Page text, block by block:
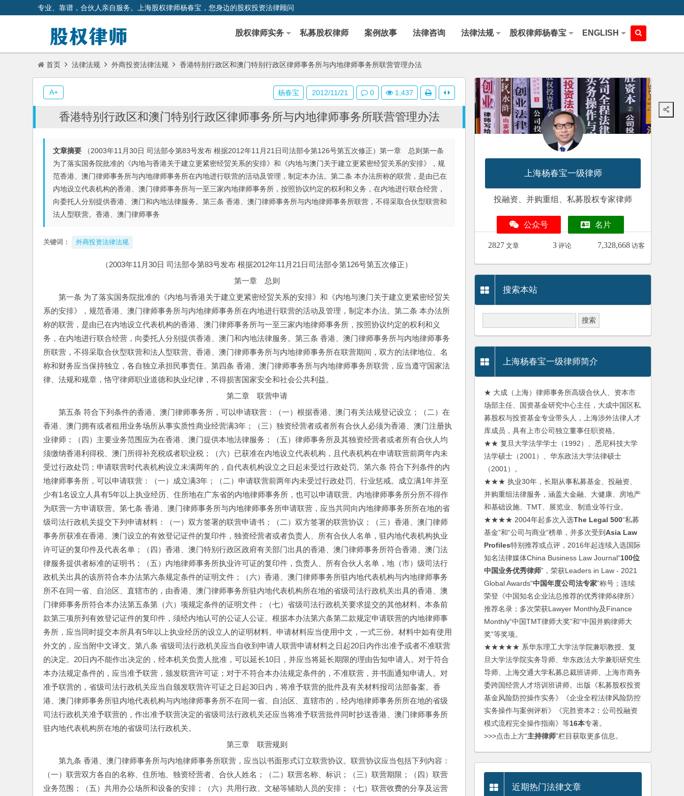
专业、靠谱，合伙人亲自服务。上海股权律师杨春宝，您身边的股权投资法律顾问
股权律师实务 私募股权律师 案例故事 法律咨询 法律法规 股权律师杨春宝 ENGLISH
首页 法律法规 外商投资法律法规 香港特别行政区和澳门特别行政区律师事务所与内地律师事务所联营管理办法
香港特别行政区和澳门特别行政区律师事务所与内地律师事务所联营管理办法
文章摘要 （2003年11月30日 司法部令第83号发布 根据2012年11月21日司法部令第126号第五次修正）第一章 总则第一条
为了落实国务院批准的《内地与香港关于建立更紧密经贸关系的安排》和《内地与澳门关于建立更紧密经贸关系的安排》，规
范香港、澳门律师事务所与内地律师事务所在内地进行联营的活动及管理，制定本办法。第二条 本办法所称的联营，是由已在
内地设立代表机构的香港、澳门律师事务所与一至三家内地律师事务所，按照协议约定的权利和义务，在内地进行联合经营，
向委托人分别提供香港、澳门和内地法律服务。第三条 香港、澳门律师事务所与内地律师事务所联营，不得采取合伙型联营和
法人型联营。香港、澳门律师事务
关键词： 外商投资法律法规
（2003年11月30日 司法部令第83号发布 根据2012年11月21日司法部令第126号第五次修正）
第一章　总则
第一条 为了落实国务院批准的《内地与香港关于建立更紧密经贸关系的安排》和《内地与澳门关于建立更紧密经贸关
系的安排》，规范香港、澳门律师事务所与内地律师事务所在内地进行联营的活动及管理，制定本办法。 第二条 本办法所
称的联营，是由已在内地设立代表机构的香港、澳门律师事务所与一至三家内地律师事务所，按照协议约定的权利和义
务，在内地进行联合经营，向委托人分别提供香港、澳门和内地法律服务。 第三条 香港、澳门律师事务所与内地律师事务
所联营，不得采取合伙型联营和法人型联营。香港、澳门律师事务所与内地律师事务所在联营期间，双方的法律地位、名
称和财务应当保持独立，各自独立承担民事责任。 第四条 香港、澳门律师事务所与内地律师事务所联营，应当遵守国家法
律、法规和规章，恪守律师职业道德和执业纪律，不得损害国家安全和社会公共利益。
第二章　联营申请
第五条 符合下列条件的香港、澳门律师事务所，可以申请联营：（一）根据香港、澳门有关法规登记设立；（二）在
香港、澳门拥有或者租用业务场所从事实质性商业经营满3年；（三）独资经营者或者所有合伙人必须为香港、澳门注册执
业律师；（四）主要业务范围应为在香港、澳门提供本地法律服务；（五）律师事务所及其独资经营者或者所有合伙人均
须缴纳香港利得税、澳门所得补充税或者职业税；（六）已获准在内地设立代表机构，且代表机构在申请联营前两年内未
受过行政处罚；申请联营时代表机构设立未满两年的，自代表机构设立之日起未受过行政处罚。 第六条 符合下列条件的内
地律师事务所，可以申请联营：（一）成立满3年；（二）申请联营前两年内未受过行政处罚、行业惩戒。成立满1年并至
少有1名设立人具有5年以上执业经历、住所地在广东省的内地律师事务所，也可以申请联营。内地律师事务所分所不得作
为联营一方申请联营。 第七条 香港、澳门律师事务所与内地律师事务所申请联营，应当共同向内地律师事务所所在地的省
级司法行政机关提交下列申请材料：（一）双方签署的联营申请书；（二）双方签署的联营协议；（三）香港、澳门律师
事务所获准在香港、澳门设立的有效登记证件的复印件，独资经营者或者负责人、所有合伙人名单，驻内地代表机构执业
许可证的复印件及代表名单；（四）香港、澳门特别行政区政府有关部门出具的香港、澳门律师事务所符合香港、澳门法
律服务提供者标准的证明书；（五）内地律师事务所执业许可证的复印件，负责人、所有合伙人名单，地（市）级司法行
政机关出具的该所符合本办法第六条规定条件的证明文件；（六）香港、澳门律师事务所驻内地代表机构与内地律师事务
所不在同一省、自治区、直辖市的，由香港、澳门律师事务所驻内地代表机构所在地的省级司法行政机关出具的香港、澳
门律师事务所符合本办法第五条第（六）项规定条件的证明文件；（七）省级司法行政机关要求提交的其他材料。本条前
款第三项所列有效登记证件的复印件，须经内地认可的公证人公证。根据本办法第六条第二款规定申请联营的内地律师事
务所，应当同时提交本所具有5年以上执业经历的设立人的证明材料。申请材料应当使用中文，一式三份。材料中如有使用
外文的，应当附中文译文。 第八条 省级司法行政机关应当自收到申请人联营申请材料之日起20日内作出准予或者不准联营
的决定。20日内不能作出决定的，经本机关负责人批准，可以延长10日，并应当将延长期限的理由告知申请人。对于符合
本办法规定条件的，应当准予联营，颁发联营许可证；对于不符合本办法规定条件的，不准联营，并书面通知申请人。对
准予联营的，省级司法行政机关应当自颁发联营许可证之日起30日内，将准予联营的批件及有关材料报司法部备案。香
港、澳门律师事务所驻内地代表机构与内地律师事务所不在同一省、自治区、直辖市的，经内地律师事务所所在地的省级
司法行政机关准予联营的，作出准予联营决定的省级司法行政机关还应当将准予联营批件同时抄送香港、澳门律师事务所
驻内地代表机构所在地的省级司法行政机关。
第三章　联营规则
第九条 香港、澳门律师事务所与内地律师事务所联营，应当以书面形式订立联营协议。联营协议应当包括下列内容：
（一）联营双方各自的名称、住所地、独资经营者、合伙人姓名；（二）联营名称、标识；（三）联营期限；（四）联营
业务范围；（五）共用办公场所和设备的安排；（六）共用行政、文秘等辅助人员的安排；（七）联营收费的分享及运营
杨春宝 2012/11/21 0 1,437
A+
上海杨春宝一级律师
投融资、并购重组、私募股权专家律师
公众号 名片
2827 文章 3 评论 7,328,668 访客
搜索本站
上海杨春宝一级律师简介
★ 大成（上海）律师事务所高级合伙人、资本市
场部主任、国资基金研究中心主任，大成中国区私
募股权与投资基金专业带头人，上海涉外法律人才
库成员，具有上市公司独立董事任职资格。
★★ 复旦大学法学学士（1992）、悉尼科技大学
法学硕士（2001）、华东政法大学法律硕士
（2001）。
★★★ 执业30年，长期从事私募基金、投融资、
并购重组法律服务，涵盖大金融、大健康、房地产
和基础设施、TMT、展览业、制造业等行业。
★★★★ 2004年起多次入选The Legal 500“私募
基金”和“公司与商业”榜单，并多次受到Asia Law
Profiles特别推荐或点评，2016年起连续入选国际
知名法律媒体China Business Law Journal“100位
中国业务优秀律师”，荣获Leaders in Law - 2021
Global Awards“中国年度公司法专家”称号；连续
荣登《中国知名企业法总推荐的优秀律师&律所》
推荐名录；多次荣获Lawyer Monthly及Finance
Monthly“中国TMT律师大奖”和“中国并购律师大
奖”等奖项。
★★★★★ 系华东理工大学法学院兼职教授、复
旦大学法学院实务导师、华东政法大学兼职研究生
导师、上海交通大学私募总裁班讲师、上海市商务
委跨国经营人才培训班讲师。出版《私募股权投资
基金风险防控操作实务》《企业全程法律风险防控
实务操作与案例评析》《完胜资本2：公司投融资
模式流程完全操作指南》等16本专著。
>>>点击上方“主持律师”栏目获取更多信息。
近期热门法律文章